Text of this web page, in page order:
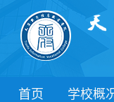
首页 学校概